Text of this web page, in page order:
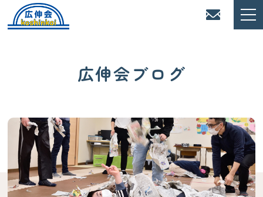
広伸会ブログ